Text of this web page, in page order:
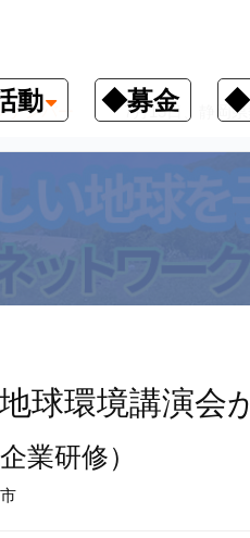
動 ◆募金 ◆
ナンバー 7月15日、静岡
球環境講演会
業研修）